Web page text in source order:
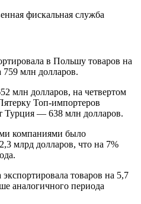
фискальная служба
в Польшу товаров на
млн долларов.
млн долларов, на четвертом
Топ-импортеров
Турция — 638 млн долларов.
компаниями было
млрд долларов, что на 7%
товаров на 5,7
аналогичного периода